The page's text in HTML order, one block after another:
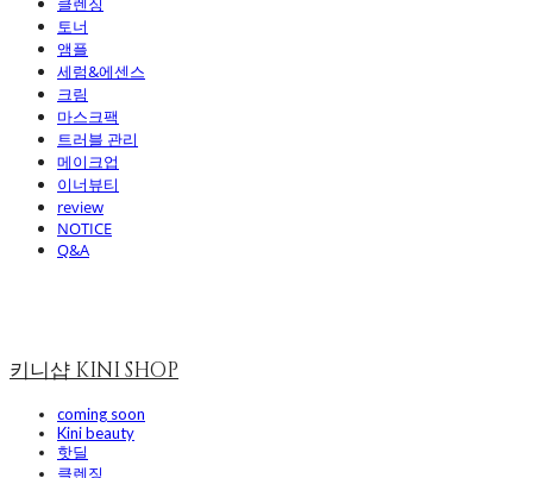
토너
앰플
세럼&에센스
크림
마스크팩
트러블 관리
메이크업
이너뷰티
review
NOTICE
Q&A
키니샵 KINI SHOP
coming soon
Kini beauty
핫딜
클렌징